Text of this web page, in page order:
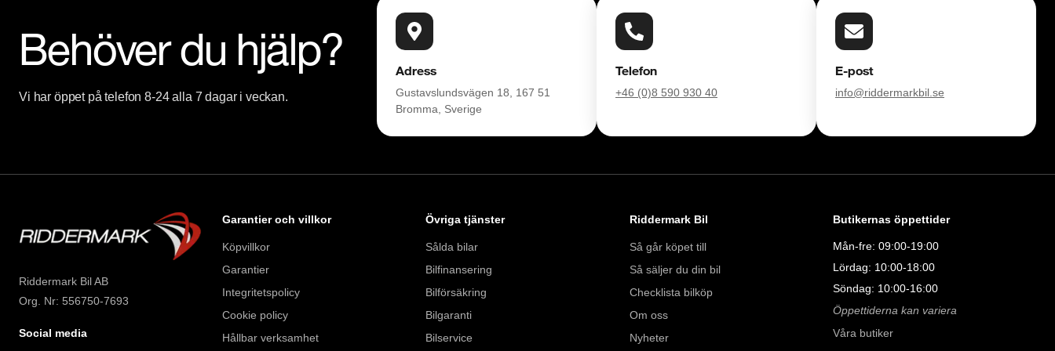
Skydda din bil med vårt trygghetspaket. Välj mellan 12-60 månaders garanti och
komplettera med extra hjuluppsättningar till bra priser. Gör ditt bilköp tryggt och
enkelt hos oss.
bil: 021-540 08 00. Vi erbjuder även skräddarsydd finansiering och 14 dagars fri
Välkomna!
Behöver du hjälp?
Vi har öppet på telefon 8-24 alla 7 dagar i veckan.
Adress
Gustavslundsvägen 18, 167 51
Bromma, Sverige
Telefon
+46 (0)8 590 930 40
E-post
info@riddermarkbil.se
Riddermark Bil AB
Org. Nr: 556750-7693
Social media
Garantier och villkor
Köpvillkor
Garantier
Integritetspolicy
Cookie policy
Hållbar verksamhet
Övriga tjänster
Sålda bilar
Bilfinansering
Bilförsäkring
Bilgaranti
Bilservice
Riddermark Bil
Så går köpet till
Så säljer du din bil
Checklista bilköp
Om oss
Nyheter
Butikernas öppettider
Mån-fre: 09:00-19:00
Lördag: 10:00-18:00
Söndag: 10:00-16:00
Öppettiderna kan variera
Våra butiker